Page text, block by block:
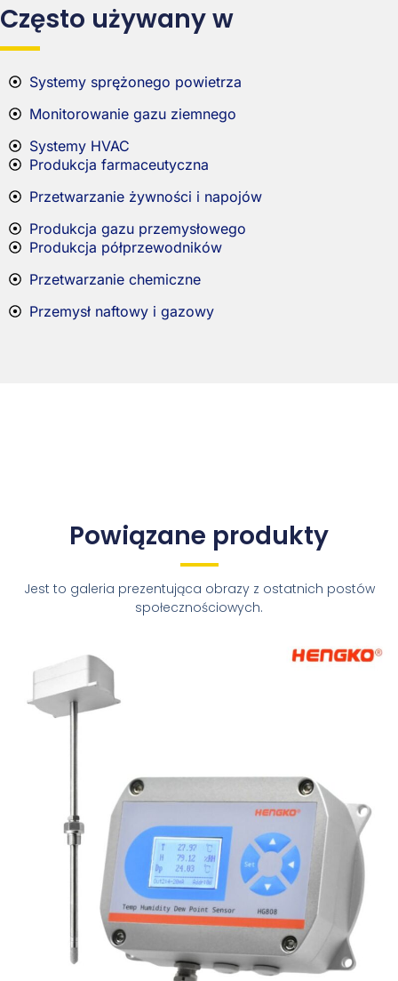
Często używany w
Systemy sprężonego powietrza
Monitorowanie gazu ziemnego
Systemy HVAC
Produkcja farmaceutyczna
Przetwarzanie żywności i napojów
Produkcja gazu przemysłowego
Produkcja półprzewodników
Przetwarzanie chemiczne
Przemysł naftowy i gazowy
Powiązane produkty
Jest to galeria prezentująca obrazy z ostatnich postów
społecznościowych.